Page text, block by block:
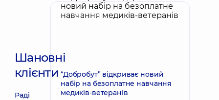
Шановні
клієнти
Раді
“Добробут” відкриває новий
набір на безоплатне навчання
медиків-ветеранів